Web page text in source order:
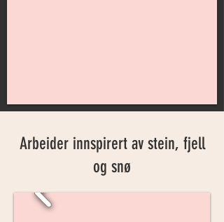
Arbeider innspirert av stein, fjell
og snø